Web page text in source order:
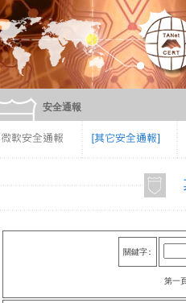
安全通報
關鍵字:
第一